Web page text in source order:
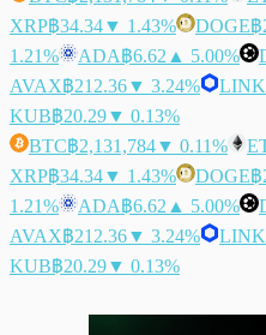
XRP฿34.34▼ 1.43% DOGE฿
1.21%
ADA฿6.62 ▲ 5.00%
AVAX฿212.36▼ 3.24% LINK
KUB฿20.29▼ 0.13%
BTC฿2,131,784▼ 0.11%
XRP฿34.34▼ 1.43% DOGE฿
1.21%
ADA฿6.62 ▲ 5.00%
AVAX฿212.36▼ 3.24% LINK
KUB฿20.29▼ 0.13%